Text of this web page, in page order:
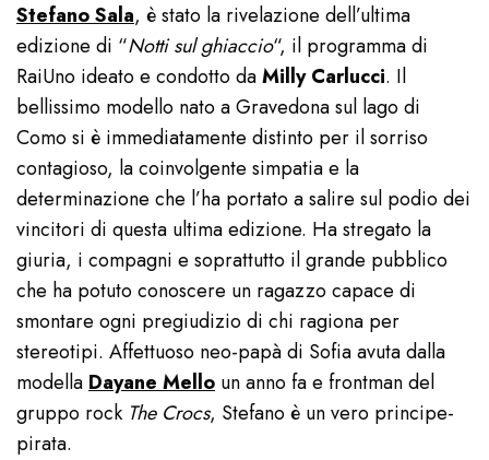
Stefano Sala, è stato la rivelazione dell’ultima
edizione di “Notti sul ghiaccio“, il programma di
RaiUno ideato e condotto daMilly Carlucci. Il
bellissimo modello nato a Gravedona sul lago di
Como si è immediatamente distinto per il sorriso
contagioso, la coinvolgente simpatia e la
determinazione che l’ha portato a salire sul podio dei
vincitori di questa ultima edizione. Ha stregato la
giuria, i compagni e soprattutto il grande pubblico
che ha potuto conoscere un ragazzo capace di
smontare ogni pregiudizio di chi ragiona per
stereotipi. Affettuoso neo-papà di Sofia avuta dalla
modella Dayane Mello un anno fa e frontman del
gruppo rock The Crocs, Stefano è un vero principe-
pirata.